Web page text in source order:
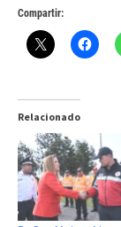
Compartir:
Relacionado